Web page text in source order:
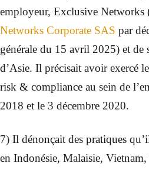
employeur, Exclusive Networks
Networks Corporate SAS par
générale du 15 avril 2025) et de
d’Asie. Il précisait avoir exercé
risk & compliance au sein de
2018 et le 3 décembre 2020.
7) Il dénonçait des pratiques
en Indonésie, Malaisie,